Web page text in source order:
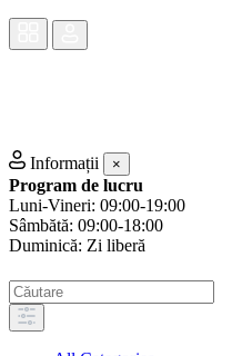
Informații ×
Program de lucru
Luni-Vineri: 09:00-19:00
Sâmbătă: 09:00-18:00
Duminică: Zi liberă